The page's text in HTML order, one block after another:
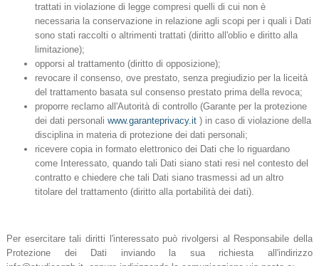
trattati in violazione di legge compresi quelli di cui non è
necessaria la conservazione in relazione agli scopi per i quali i Dati
sono stati raccolti o altrimenti trattati (diritto all'oblio e diritto alla
limitazione);
opporsi al trattamento (diritto di opposizione);
revocare il consenso, ove prestato, senza pregiudizio per la liceità
del trattamento basata sul consenso prestato prima della revoca;
proporre reclamo all'Autorità di controllo (Garante per la protezione
dei dati personali www.garanteprivacy.it) in caso di violazione della
disciplina in materia di protezione dei dati personali;
ricevere copia in formato elettronico dei Dati che lo riguardano
come Interessato, quando tali Dati siano stati resi nel contesto del
contratto e chiedere che tali Dati siano trasmessi ad un altro
titolare del trattamento (diritto alla portabilità dei dati).
Per esercitare tali diritti l'interessato può rivolgersi al Responsabile della
Protezione dei Dati inviando la sua richiesta all'indirizzo